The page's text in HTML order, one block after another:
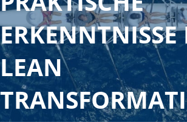
ERKENNTNISSE
LEAN